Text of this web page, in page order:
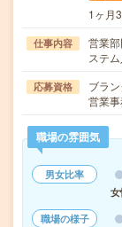
1ヶ月
仕事内容
営業
ステ
応募資格
ブラ
営業
職場の雰囲気
男女比率
職場の様子